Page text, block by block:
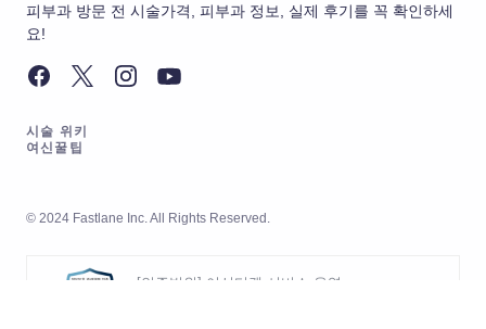
피부과 방문 전 시술가격, 피부과 정보, 실제 후기를 꼭 확인하세
요!
시술 위키
여신꿀팁
© 2024 Fastlane Inc. All Rights Reserved.
[인증범위] 여신티켓 서비스 운영